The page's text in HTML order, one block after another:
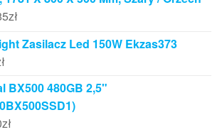
zł
Zasilacz Led 150W Ekzas373
BX500 480GB 2,5"
zł